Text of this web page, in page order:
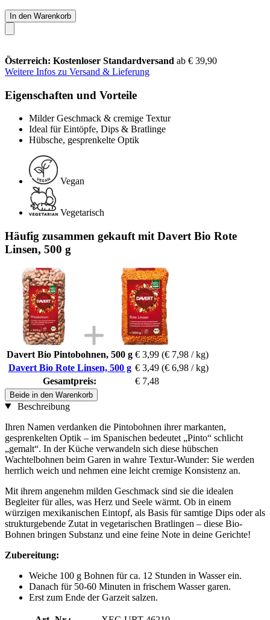
In den Warenkorb
Österreich: Kostenloser Standardversand ab € 39,90
Weitere Infos zu Versand & Lieferung
Eigenschaften und Vorteile
Milder Geschmack & cremige Textur
Ideal für Eintöpfe, Dips & Bratlinge
Hübsche, gesprenkelte Optik
Vegan
Vegetarisch
Häufig zusammen gekauft mit Davert Bio Rote
Linsen, 500 g
Davert Bio Pintobohnen, 500 g € 3,99 (€ 7,98 / kg)
Davert Bio Rote Linsen, 500 g € 3,49 (€ 6,98 / kg)
Gesamtpreis:
€ 7,48
Beide in den Warenkorb
Beschreibung
Ihren Namen verdanken die Pintobohnen ihrer markanten,
gesprenkelten Optik – im Spanischen bedeutet „Pinto“ schlicht
„gemalt“. In der Küche verwandeln sich diese hübschen
Wachtelbohnen beim Garen in wahre Textur-Wunder: Sie werden
herrlich weich und nehmen eine leicht cremige Konsistenz an.
Mit ihrem angenehm milden Geschmack sind sie die idealen
Begleiter für alles, was Herz und Seele wärmt. Ob in einem
würzigen mexikanischen Eintopf, als Basis für samtige Dips oder als
strukturgebende Zutat in vegetarischen Bratlingen – diese Bio-
Bohnen bringen Substanz und eine feine Note in deine Gerichte!
Zubereitung:
Weiche 100 g Bohnen für ca. 12 Stunden in Wasser ein.
Danach für 50-60 Minuten in frischem Wasser garen.
Erst zum Ende der Garzeit salzen.